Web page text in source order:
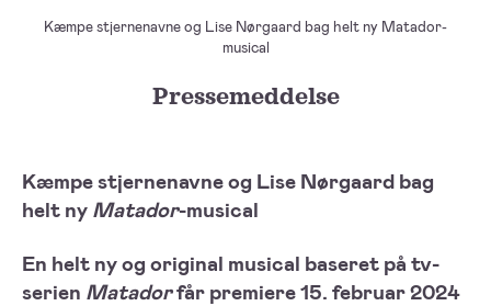
Kæmpe stjernenavne og Lise Nørgaard bag helt ny Matador-
musical
Pressemeddelse
Kæmpe stjernenavne og Lise Nørgaard bag
helt ny Matador-musical
En helt ny og original musical baseret på tv-
serien Matadorfår premiere 15. februar 2024